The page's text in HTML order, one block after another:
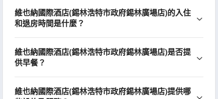
維也納國際酒店(錫林浩特市政府錫林廣場店)的入住
和退房時間是什麼？
維也納國際酒店(錫林浩特市政府錫林廣場店)是否提
供早餐？
維也納國際酒店(錫林浩特市政府錫林廣場店)提供哪